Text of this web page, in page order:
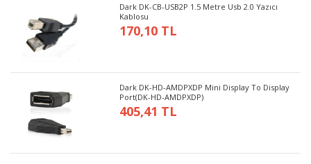
Dark DK-CB-USB2P 1.5 Metre Usb 2.0 Yazıcı
Kablosu
170,10 TL
Dark DK-HD-AMDPXDP Mini Display To Display
Port(DK-HD-AMDPXDP)
405,41 TL